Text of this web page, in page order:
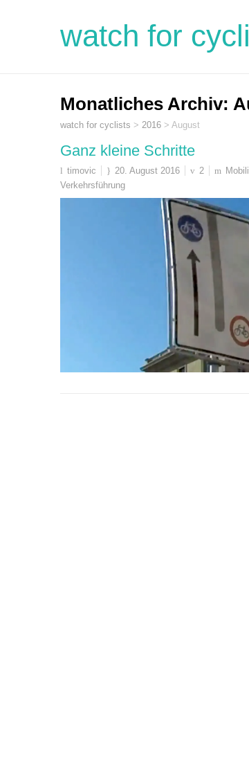
watch for
Monatliches Archiv:
watch for cyclists > 2016 > August
Ganz kleine Schritte
timovic 20. August 2016 2
Verkehrsführung